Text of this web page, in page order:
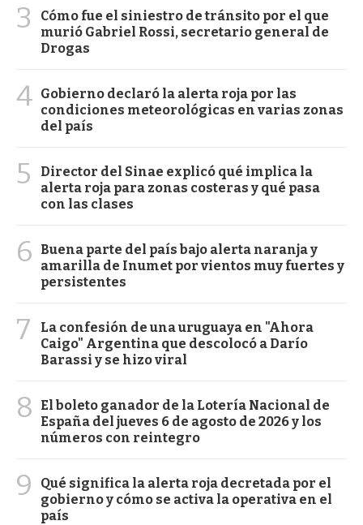
3
Cómo fue el siniestro de tránsito por el que
murió Gabriel Rossi, secretario general de
Drogas
4 Gobierno declaró la alerta roja por las
condiciones meteorológicas en varias zonas
del país
5
Director del Sinae explicó qué implica la
alerta roja para zonas costeras y qué pasa
con las clases
6
Buena parte del país bajo alerta naranja y
amarilla de Inumet por vientos muy fuertes y
persistentes
7
La confesión de una uruguaya en "Ahora
Caigo" Argentina que descolocó a Darío
Barassi y se hizo viral
8
El boleto ganador de la Lotería Nacional de
España del jueves 6 de agosto de 2026 y los
números con reintegro
9
Qué significa la alerta roja decretada por el
gobierno y cómo se activa la operativa en el
país